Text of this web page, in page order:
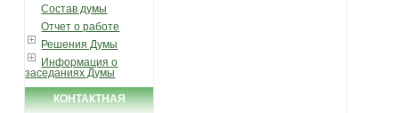
Состав думы
Отчет о работе
Решения Думы
Информация о
заседаниях Думы
КОНТАКТНАЯ